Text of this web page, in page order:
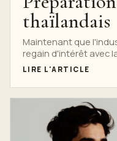
thaïlandais
Maintenant que
regain d'intérêt avec
c'est...
LIRE L'ARTICLE